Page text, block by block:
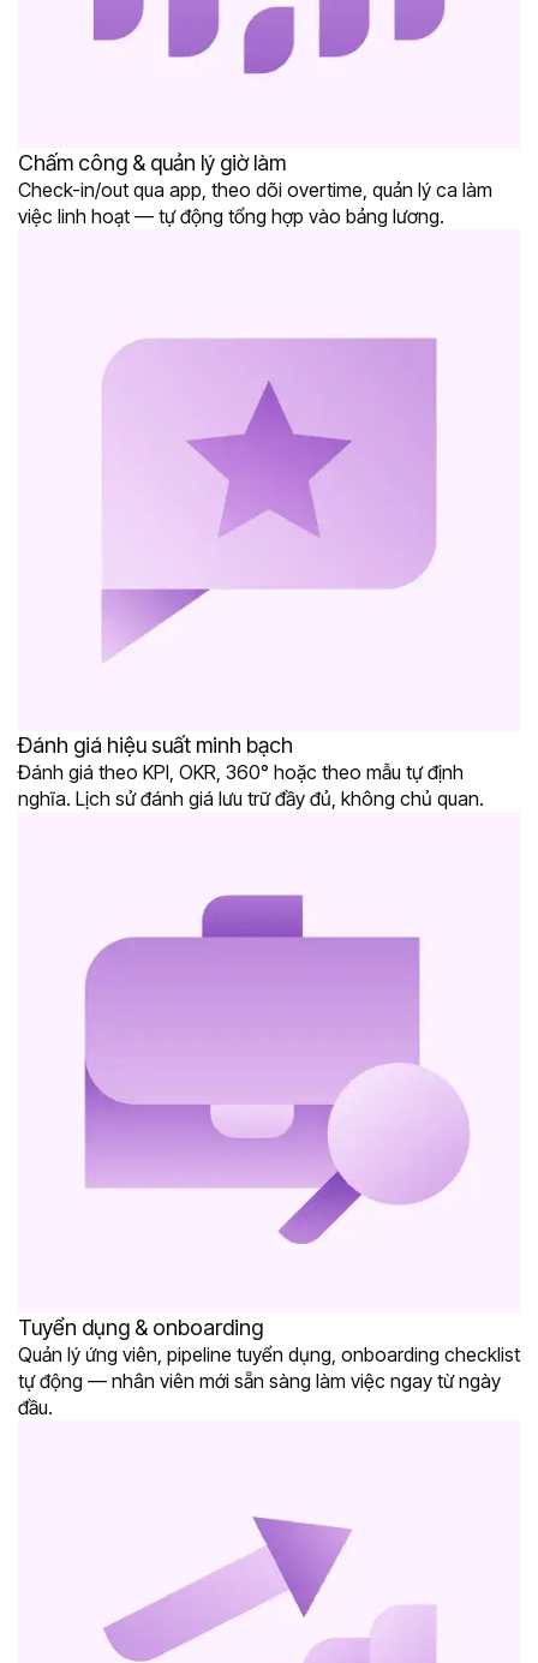
Chấm công & quản lý giờ làm
Check-in/out qua app, theo dõi overtime, quản lý ca làm
việc linh hoạt — tự động tổng hợp vào bảng lương.
Đánh giá hiệu suất minh bạch
Đánh giá theo KPI, OKR, 360° hoặc theo mẫu tự định
nghĩa. Lịch sử đánh giá lưu trữ đầy đủ, không chủ quan.
Tuyển dụng & onboarding
Quản lý ứng viên, pipeline tuyển dụng, onboarding checklist
tự động — nhân viên mới sẵn sàng làm việc ngay từ ngày
đầu.